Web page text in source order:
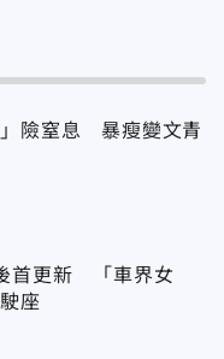
險窒息 暴瘦變文青
首更新 「車界女
座